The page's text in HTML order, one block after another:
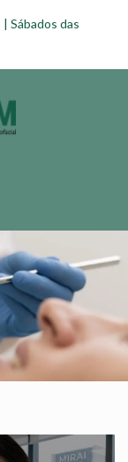
Sábados das